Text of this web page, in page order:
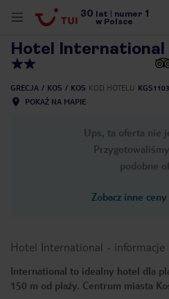
30 lat numer 1
w Polsce
Hotel International
GRECJA KOS KOS KOD HOTELU
POKAŻ NA MAPIE
Ups, ta oferta nie
podobne
Zobacz inne
Hotel International - informacje
International to idealny hotel dla
150 m od plaży. Centrum miasta